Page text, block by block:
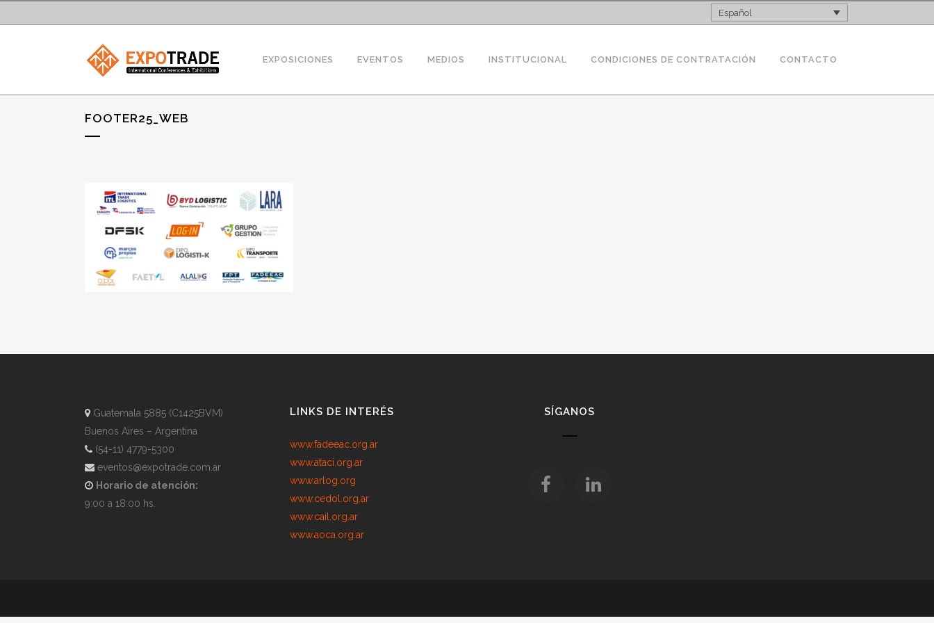
Español
EXPOSICIONES EVENTOS MEDIOS INSTITUCIONAL CONDICIONES DE CONTRATACIÓN CONTACTO
FOOTER25_WEB
Guatemala 5885 (C1425BVM)
Buenos Aires – Argentina
(54-11) 4779-5300
eventos@expotrade.com.ar
Horario de atención:
9:00 a 18:00 hs.
LINKS DE INTERÉS
www.fadeeac.org.ar
www.ataci.org.ar
www.arlog.org
www.cedol.org.ar
www.cail.org.ar
www.aoca.org.ar
SÍGANOS